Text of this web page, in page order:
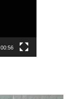
00:56